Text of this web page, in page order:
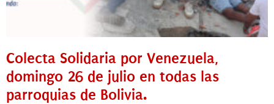
Colecta Solidaria por Venezuela,
domingo 26 de julio en todas las
parroquias de Bolivia.